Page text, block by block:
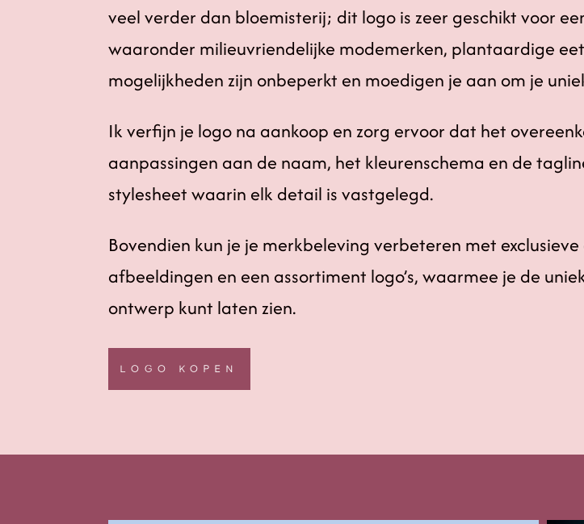
veel verder dan bloemisterij; dit logo is zeer geschikt voor
waaronder milieuvriendelijke modemerken, plantaardige
mogelijkheden zijn onbeperkt en moedigen je aan om je
Ik verfijn je logo na aankoop en zorg ervoor dat het
aanpassingen aan de naam, het kleurenschema en de
stylesheet waarin elk detail is vastgelegd.
Bovendien kun je je merkbeleving verbeteren met
afbeeldingen en een assortiment logo’s, waarmee je de
ontwerp kunt laten zien.
LOGO KOPEN